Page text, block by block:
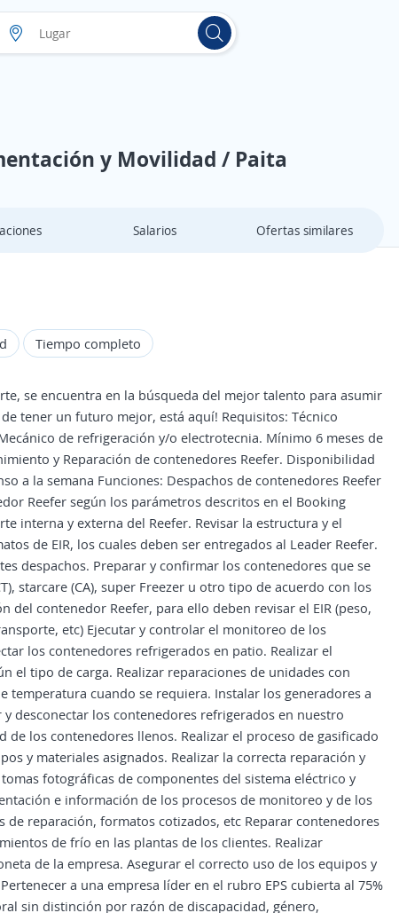
y Movilidad / Paita
Salarios Ofertas similares
Tiempo completo
se encuentra en la búsqueda del mejor talento para asumir
tener un futuro mejor, está aquí! Requisitos: Técnico
de refrigeración y/o electrotecnia. Mínimo 6 meses de
y Reparación de contenedores Reefer. Disponibilidad
a la semana Funciones: Despachos de contenedores Reefer
Reefer según los parámetros descritos en el Booking
interna y externa del Reefer. Revisar la estructura y el
de EIR, los cuales deben ser entregados al Leader Reefer.
despachos. Preparar y confirmar los contenedores que se
starcare (CA), super Freezer u otro tipo de acuerdo con los
contenedor Reefer, para ello deben revisar el EIR (peso,
etc) Ejecutar y controlar el monitoreo de los
los contenedores refrigerados en patio. Realizar el
el tipo de carga. Realizar reparaciones de unidades con
temperatura cuando se requiera. Instalar los generadores a
desconectar los contenedores refrigerados en nuestro
los contenedores llenos. Realizar el proceso de gasificado
y materiales asignados. Realizar la correcta reparación y
fotográficas de componentes del sistema eléctrico y
e información de los procesos de monitoreo y de los
reparación, formatos cotizados, etc Reparar contenedores
de frío en las plantas de los clientes. Realizar
de la empresa. Asegurar el correcto uso de los equipos y
a una empresa líder en el rubro EPS cubierta al 75%
sin distinción por razón de discapacidad, género,